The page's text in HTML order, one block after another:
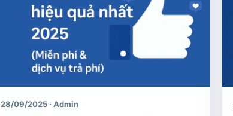
28/09/2025 · Admin